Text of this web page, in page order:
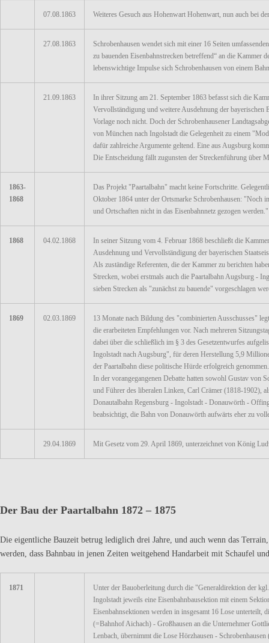
07.08.1863 Weiteres Gesuch aus Hohenwart Hohenwart, nun auch bei
27.08.1863
Schrobenhausen wendet sich mit einer 16 Seiten
zu bauenden Eisenbahnstrecken betreffend“ an die
lebenswichtige Impulse sich Schrobenhausen von einem
21.09.1863
In ihrer Sitzung am 21. September 1863 befasst sich die
Vervollständigung und weitere Ausdehnung der bayerischen
Vorlage noch nicht. Doch der Schrobenhausener
von München nach Ingolstadt die Gelegenheit zu einem
dafür zahlreiche Argumente geltend. Eine aus Augsburg
Die Entscheidung fällt zugunsten der Streckenführung über
1863-
1868
Das Projekt "Paartalbahn" macht keine Fortschritte.
Oktober 1864 unter der Ortsmarke Schrobenhausen: "Noch
und Ortschaften nicht in das Eisenbahnnetz gezogen werden."
1868 04.02.1868
In seiner Sitzung vom 4. Februar 1868 beschließt die
Ausdehnung und Vervollständigung der bayerischen
Als zuständige Referenten, die der Kammer zu berichten
Strecken, wobei erstmals auch die Paartalbahn Augsburg -
sieben Strecken als "zunächst zu bauende" vorgeschlagen
1869 02.03.1869
13 Monate nach Bildung des "combinierten Ausschusses"
die erarbeiteten Empfehlungen vor. Nach mehreren
dabei über die schließlich im § 3 des Gesetzentwurfes
Ingolstadt nach Augsburg", für deren Herstellung 5,9
der Paartalbahn diese politische Hürde erfolgreich genommen.
In der vorangegangenen Debatte hatten sowohl Gustav von
und Führer des liberalen Linken, Carl Crämer (1818-1902),
Donautalbahn Regensburg - Ingolstadt - Donauwörth -
beabsichtigt, die Bahn von Donauwörth aufwärts eher zu
29.04.1869 Mit Gesetz vom 29. April 1869, unterzeichnet von König
Der Bau der Paartalbahn 1872 – 1875
Die eigentliche Bauzeit betrug lediglich drei Jahre, und auch wenn das
werden, dass Bahnbau in jenen Zeiten weitgehend Handarbeit mit Schaufel
1871
Unter der Bauoberleitung durch die "Generaldirektion der
Ingolstadt jeweils eine Eisenbahnbausektion mit einem
Eisenbahnsektionen werden in insgesamt 16 Lose unterteilt,
(=Bahnhof Aichach) - Großhausen an die Unternehmer
Lenbach, übernimmt die Lose Hörzhausen -